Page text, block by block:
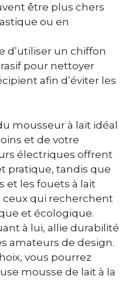
être plus chers
ou en
d’utiliser un chiffon
pour nettoyer
afin d’éviter les
mousseur à lait idéal
et de votre
électriques offrent
pratique, tandis que
et les fouets à lait
qui recherchent
et écologique.
à lui, allie durabilité
amateurs de design.
vous pourrez
mousse de lait à la